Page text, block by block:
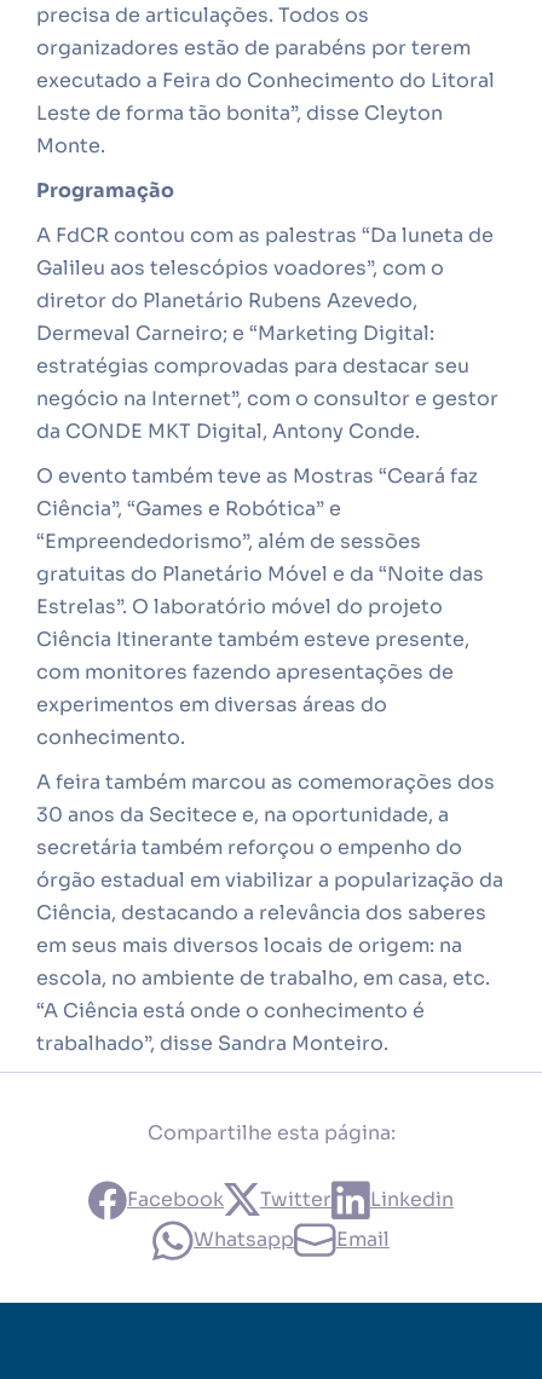
precisa de articulações. Todos os
organizadores estão de parabéns por terem
executado a Feira do Conhecimento do Litoral
Leste de forma tão bonita”, disse Cleyton
Monte.
Programação
A FdCR contou com as palestras “Da luneta de
Galileu aos telescópios voadores”, com o
diretor do Planetário Rubens Azevedo,
Dermeval Carneiro; e “Marketing Digital:
estratégias comprovadas para destacar seu
negócio na Internet”, com o consultor e gestor
da CONDE MKT Digital, Antony Conde.
O evento também teve as Mostras “Ceará faz
Ciência”, “Games e Robótica” e
“Empreendedorismo”, além de sessões
gratuitas do Planetário Móvel e da “Noite das
Estrelas”. O laboratório móvel do projeto
Ciência Itinerante também esteve presente,
com monitores fazendo apresentações de
experimentos em diversas áreas do
conhecimento.
A feira também marcou as comemorações dos
30 anos da Secitece e, na oportunidade, a
secretária também reforçou o empenho do
órgão estadual em viabilizar a popularização da
Ciência, destacando a relevância dos saberes
em seus mais diversos locais de origem: na
escola, no ambiente de trabalho, em casa, etc.
“A Ciência está onde o conhecimento é
trabalhado”, disse Sandra Monteiro.
Compartilhe esta página:
Facebook Twitter
Linkedin
Whatsapp
Email